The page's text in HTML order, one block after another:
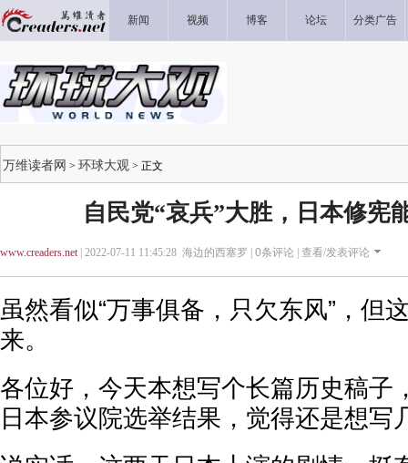
新闻 视频 博客 论坛 分类广告
万维读者网 > 环球大观 > 正文
自民党“哀兵”大胜，日本修宪
www.creaders.net| 2022-07-11 11:45:28 海边的西塞罗 | 0条评论 | 查看/发表评论
虽然看似“万事俱备，只欠东风”，但
来。
各位好，今天本想写个长篇历史稿子
日本参议院选举结果，觉得还是想写